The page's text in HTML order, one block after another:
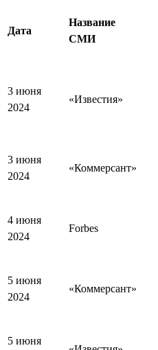
Дата
Название
СМИ
3 июня
2024
«Известия»
3 июня
2024
«Коммерсант»
4 июня
2024
Forbes
5 июня
2024
«Коммерсант»
5 июня